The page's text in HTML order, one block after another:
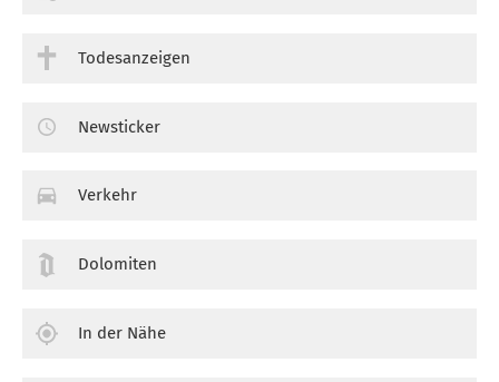
Todesanzeigen
Newsticker
Verkehr
Dolomiten
In der Nähe